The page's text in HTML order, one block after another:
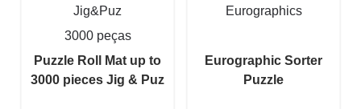
Jig&Puz
3000 peças
Puzzle Roll Mat up to
3000 pieces Jig & Puz
Eurographics
Eurographic Sorter
Puzzle